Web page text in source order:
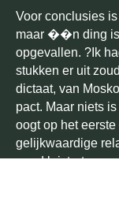
Voor conclusies
maar ��n ding is
opgevallen. ?Ik
stukken er uit
dictaat, van
pact. Maar niets
oogt op het
gelijkwaardige
goed luistert naar